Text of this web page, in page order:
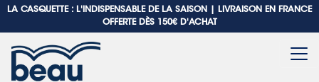
LA CASQUETTE : L'INDISPENSABLE DE LA SAISON |
LIVRAISON EN FRANCE
OFFERTE DÈS 150€ D'ACHAT